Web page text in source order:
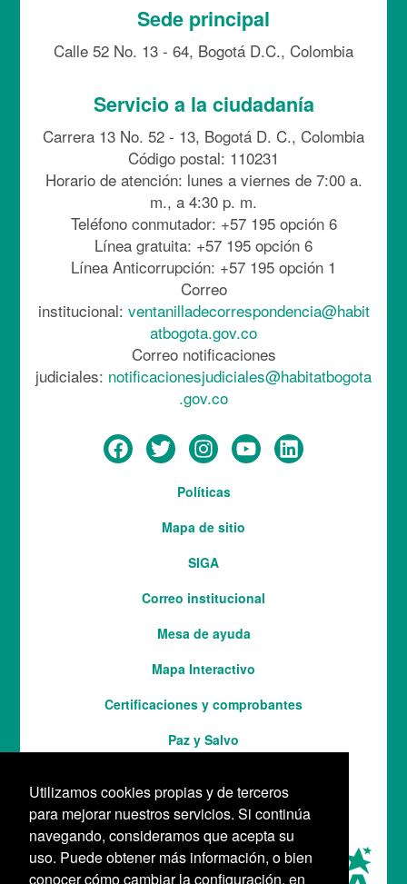
Utilizamos cookies propias y de terceros
para mejorar nuestros servicios. Si continúa
navegando, consideramos que acepta su
uso. Puede obtener más información, o bien
conocer cómo cambiar la configuración, en
Sede principal
Calle 52 No. 13 - 64, Bogotá D.C., Colombia
Servicio a la ciudadanía
Carrera 13 No. 52 - 13, Bogotá D. C., Colombia
Código postal: 110231
Horario de atención: lunes a viernes de 7:00 a.
m., a 4:30 p. m.
Teléfono conmutador: +57 195 opción 6
Línea gratuita: +57 195 opción 6
Línea Anticorrupción: +57 195 opción 1
Correo
institucional: ventanilladecorrespondencia@habit
atbogota.gov.co
Correo notificaciones
judiciales: notificacionesjudiciales@habitatbogota
.gov.co
Políticas
Mapa de sitio
SIGA
Correo institucional
Mesa de ayuda
Mapa Interactivo
ServicesCertificaciones y comprobantes
Paz y Salvo